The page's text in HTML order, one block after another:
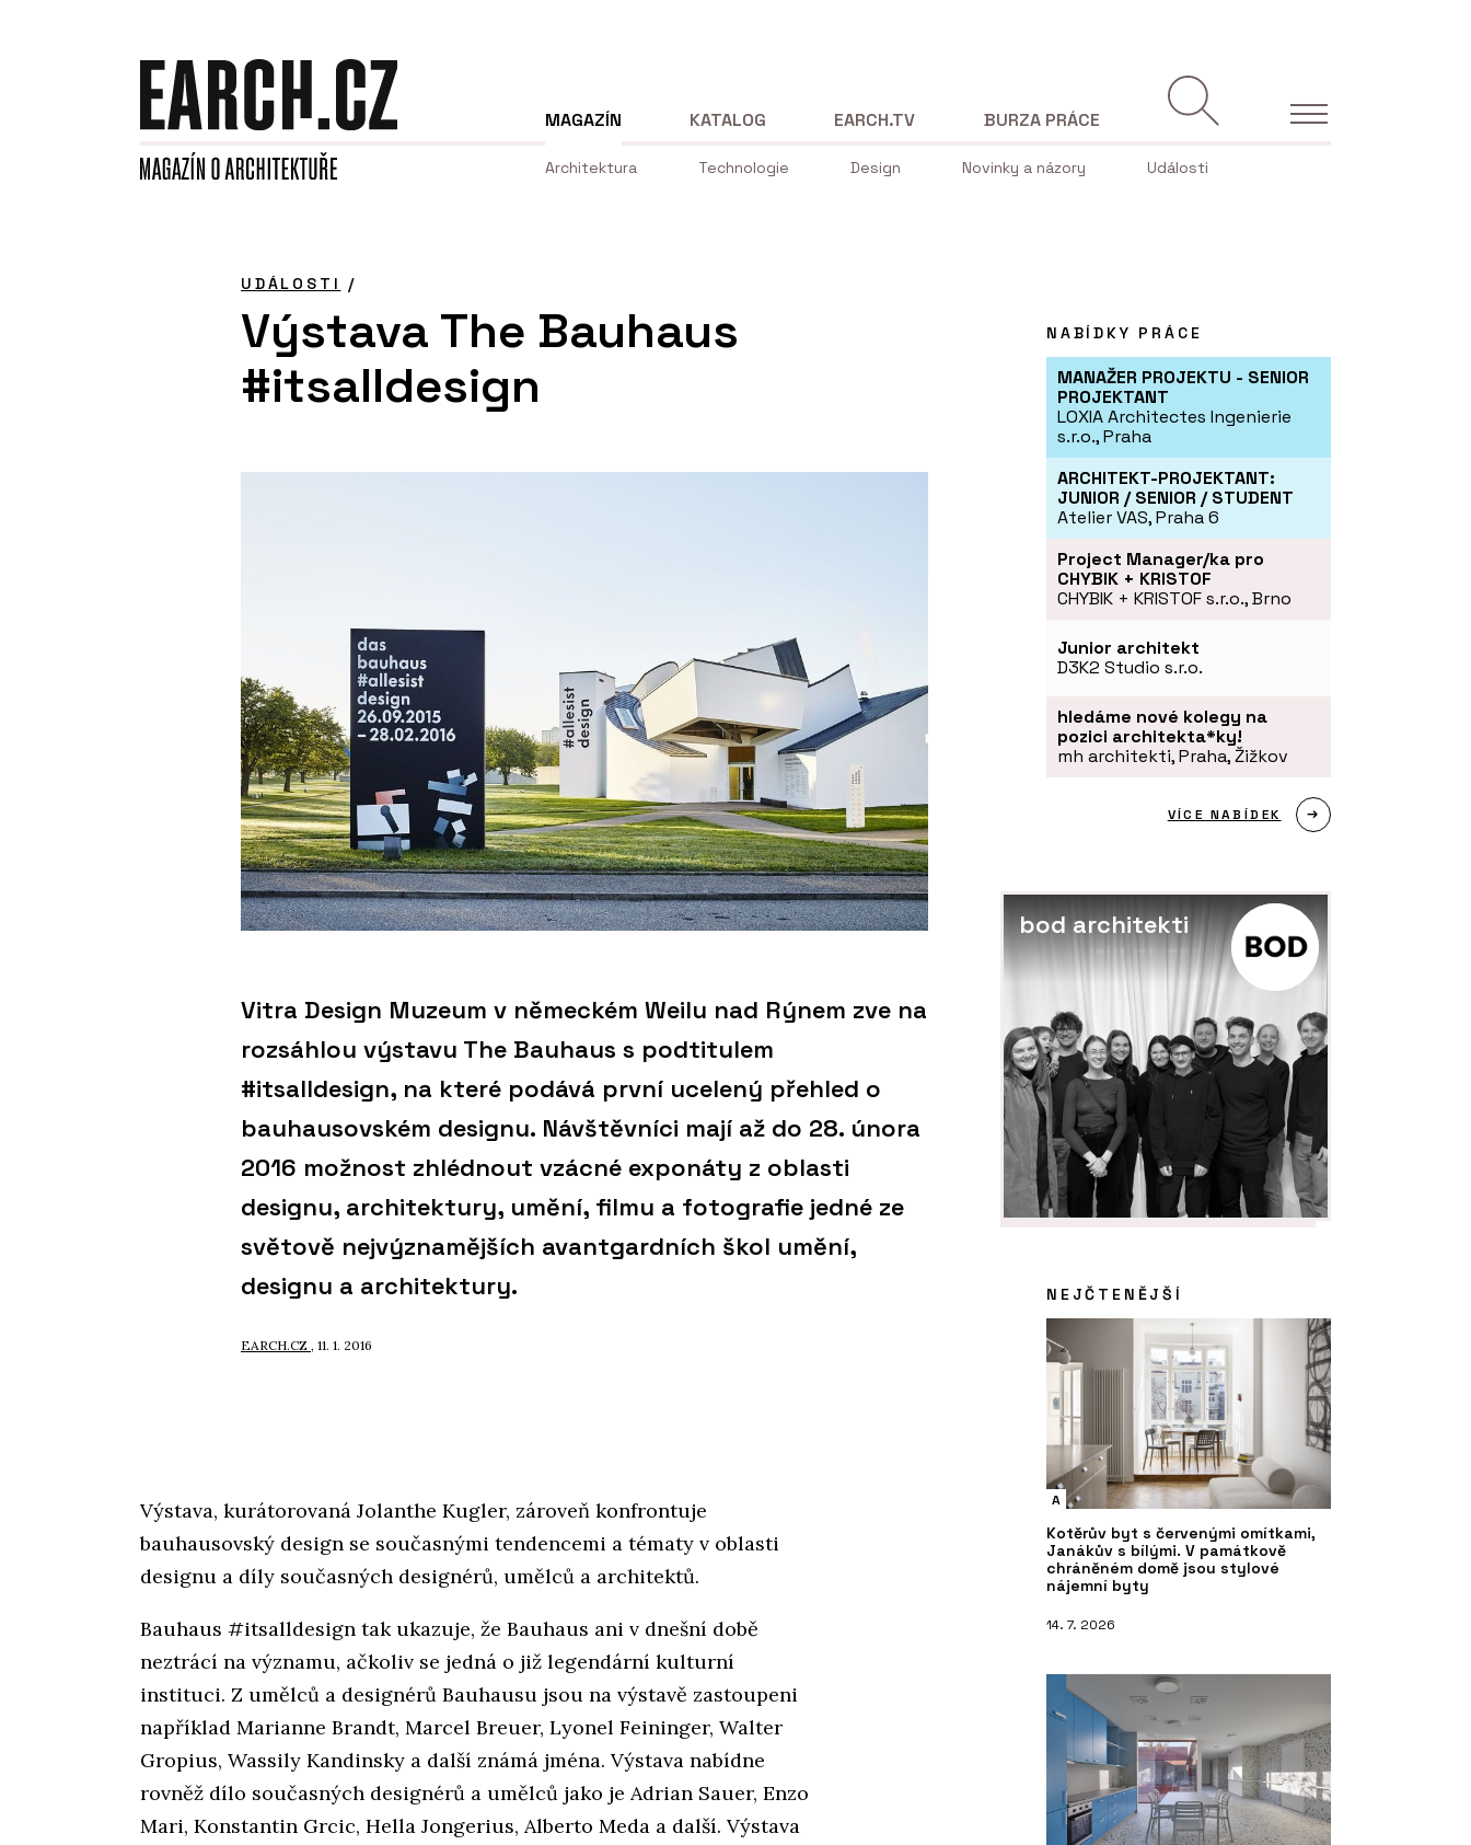
MAGAZÍN
Architektura Technologie Design Novinky a názory Události
KATALOG EARCH.TV BURZA PRÁCE
UDÁLOSTI /
Výstava The Bauhaus
#itsalldesign
Vitra Design Muzeum v německém Weilu nad Rýnem zve na
rozsáhlou výstavu The Bauhaus s podtitulem
#itsalldesign, na které podává první ucelený přehled o
bauhausovském designu. Návštěvníci mají až do 28. února
2016 možnost zhlédnout vzácné exponáty z oblasti
designu, architektury, umění, filmu a fotografie jedné ze
světově nejvýznamějších avantgardních škol umění,
designu a architektury.
EARCH.CZ , 11. 1. 2016
Výstava, kurátorovaná Jolanthe Kugler, zároveň konfrontuje
bauhausovský design se současnými tendencemi a tématy v oblasti
designu a díly současných designérů, umělců a architektů.
Bauhaus #itsalldesign tak ukazuje, že Bauhaus ani v dnešní době
neztrácí na významu, ačkoliv se jedná o již legendární kulturní
instituci. Z umělců a designérů Bauhausu jsou na výstavě zastoupeni
například Marianne Brandt, Marcel Breuer, Lyonel Feininger, Walter
Gropius, Wassily Kandinsky a další známá jména. Výstava nabídne
rovněž dílo současných designérů a umělců jako je Adrian Sauer, Enzo
Mari, Konstantin Grcic, Hella Jongerius, Alberto Meda a další. Výstava
NABÍDKY PRÁCE
MANAŽER PROJEKTU - SENIOR
PROJEKTANT
LOXIA Architectes Ingenierie
s.r.o., Praha
ARCHITEKT-PROJEKTANT:
JUNIOR / SENIOR / STUDENT
Atelier VAS, Praha 6
Project Manager/ka pro
CHYBIK + KRISTOF
CHYBIK + KRISTOF s.r.o., Brno
Junior architekt
D3K2 Studio s.r.o.
hledáme nové kolegy na
pozici architekta*ky!
mh architekti, Praha, Žižkov
VÍCE NABÍDEK
bod architekti
NEJČTENĚJŠÍ
A
Kotěrův byt s červenými omítkami,
Janákův s bílými. V památkově
chráněném domě jsou stylové
nájemní byty
14. 7. 2026